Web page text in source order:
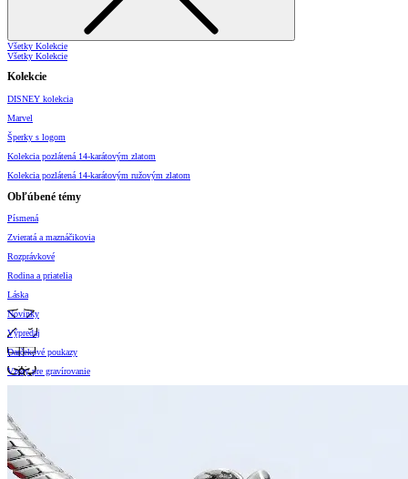
Všetky Kolekcie
Všetky Kolekcie
Kolekcie
DISNEY kolekcia
Marvel
Šperky s logom
Kolekcia pozlátená 14-karátovým zlatom
Kolekcia pozlátená 14-karátovým ružovým zlatom
Obľúbené témy
Písmená
Zvieratá a maznáčikovia
Rozprávkové
Rodina a priatelia
Láska
Novinky
Výpredaj
Darčekové poukazy
Vzory pre gravírovanie